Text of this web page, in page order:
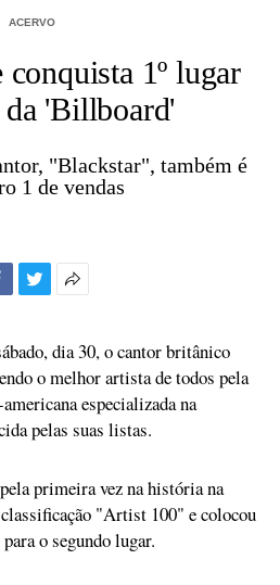
ACERVO
1º lugar
'Billboard'
"Blackstar", também é
1 de vendas
compartilhamento
dia 30, o cantor britânico
o melhor artista de todos pela
especializada na
pelas suas listas.
primeira vez na história na
"Artist 100" e colocou
o segundo lugar.